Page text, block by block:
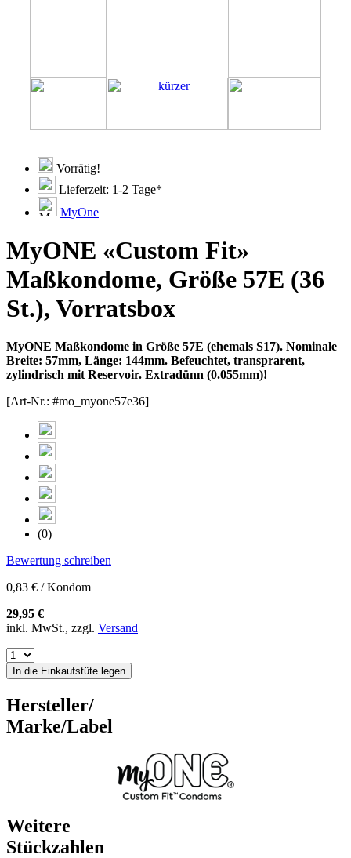
Vorrätig!
Lieferzeit: 1-2 Tage*
MyOne
MyONE «Custom Fit»
Maßkondome, Größe 57E (36
St.), Vorratsbox
MyONE Maßkondome in Größe 57E (ehemals S17). Nominale
Breite: 57mm, Länge: 144mm. Befeuchtet, transprarent,
zylindrisch mit Reservoir. Extradünn (0.055mm)!
[Art-Nr.: #mo_myone57e36]
(0)
Bewertung schreiben
0,83 € / Kondom
29,95 €
inkl. MwSt., zzgl. Versand
In die Einkaufstüte legen
Hersteller/
Marke/Label
Weitere
Stückzahlen